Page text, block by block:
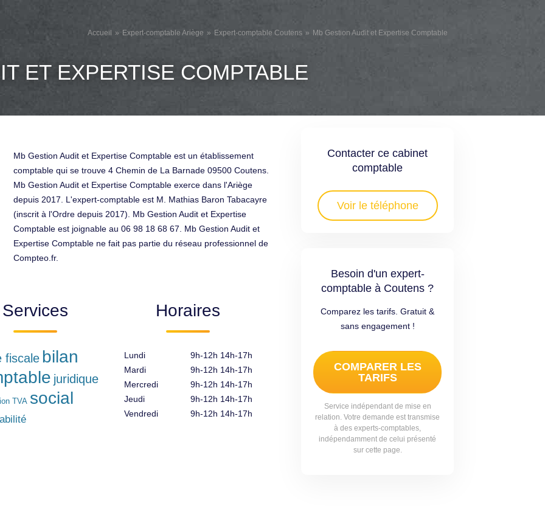
Accueil Expert-comptable Ariège Expert-comptable Coutens Mb Gestion Audit et Expertise Comptable
ET EXPERTISE COMPTABLE
Contacter ce cabinet
comptable
Voir le téléphone
Besoin d'un expert-
comptable à Coutens ?
Comparez les tarifs. Gratuit &
sans engagement !
COMPARER LES
TARIFS
Service indépendant de mise en
relation. Votre demande est transmise
à des experts-comptables,
indépendamment de celui présenté
sur cette page.
Mb Gestion Audit et Expertise Comptable est un établissement
comptable qui se trouve 4 Chemin de La Barnade 09500 Coutens.
Mb Gestion Audit et Expertise Comptable exerce dans l'Ariège
depuis 2017. L'expert-comptable est M. Mathias Baron Tabacayre
(inscrit à l'Ordre depuis 2017). Mb Gestion Audit et Expertise
Comptable est joignable au 06 98 18 68 67. Mb Gestion Audit et
Expertise Comptable ne fait pas partie du réseau professionnel de
Compteo.fr.
Services
fiscale bilan
juridique
TVA social
Horaires
Lundi
Mardi
Mercredi
Jeudi
Vendredi
9h-12h 14h-17h
9h-12h 14h-17h
9h-12h 14h-17h
9h-12h 14h-17h
9h-12h 14h-17h